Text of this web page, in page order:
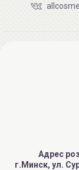
Адрес
г.Минск, ул.